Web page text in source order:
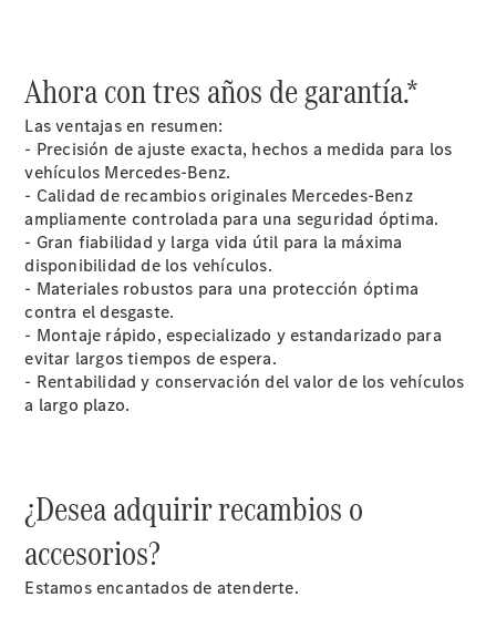
Nosotros
Contacto
Star
Madrid.
Quienes
somos.
Centros y
Social
Empresas
Ahora con tres años de garantía.*
Las ventajas en resumen:
- Precisión de ajuste exacta, hechos a medida para los
vehículos Mercedes-Benz.
- Calidad de recambios originales Mercedes-Benz
ampliamente controlada para una seguridad óptima.
- Gran fiabilidad y larga vida útil para la máxima
disponibilidad de los vehículos.
- Materiales robustos para una protección óptima
contra el desgaste.
- Montaje rápido, especializado y estandarizado para
evitar largos tiempos de espera.
- Rentabilidad y conservación del valor de los vehículos
a largo plazo.
¿Desea adquirir recambios o
accesorios?
Estamos encantados de atenderte.